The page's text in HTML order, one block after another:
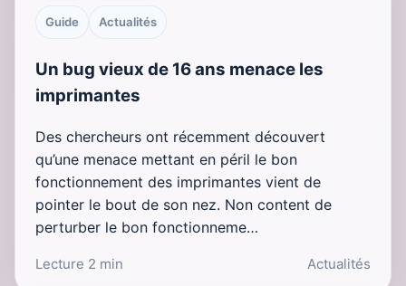
Guide Actualités
Un bug vieux de 16 ans menace les
imprimantes
Des chercheurs ont récemment découvert
qu’une menace mettant en péril le bon
fonctionnement des imprimantes vient de
pointer le bout de son nez. Non content de
perturber le bon fonctionneme…
Lecture 2 min Actualités